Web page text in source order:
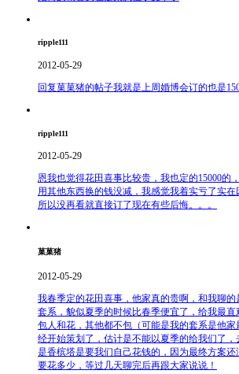
ripple111
2012-05-29
回复菓菓猪的帖子我就是上周婚博会订的也是
ripple111
2012-05-29
恩我也觉得花田喜事比较贵，我也定的15000的
用其他东西换的钱没减，我感觉我着实亏了实
所以没再看就直接订了现在有些后悔。。。
菓菓猪
2012-05-29
我春季定的花田喜事，他家真的贵啊，和我聊的
套系，貌似夏季的时候比春季便宜了，给我最
包人和花，其他都不包（可能是我的套系是他
经开始策划了，估计是不能以夏季的给我们了
是香槟塔是要我们自己花钱的，因为最终方案
要花多少，等过几天聊完后再跟大家说说！